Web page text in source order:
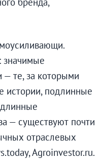
значимые
те, за которыми
истории, подлинные
— существуют почти
отраслевых
Agroinvestor.ru.